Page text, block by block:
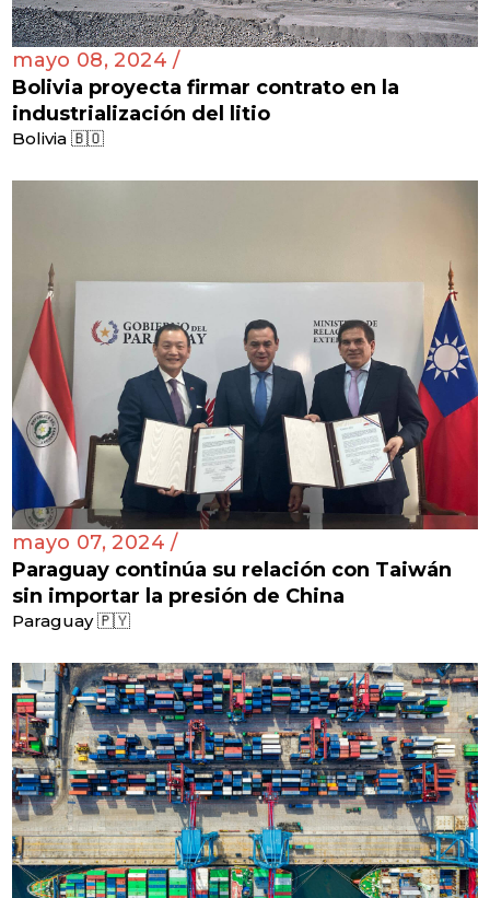
mayo 08, 2024 /
Bolivia proyecta firmar contrato en la
industrialización del litio
Bolivia 🇧🇴
mayo 07, 2024 /
Paraguay continúa su relación con Taiwán
sin importar la presión de China
Paraguay 🇵🇾